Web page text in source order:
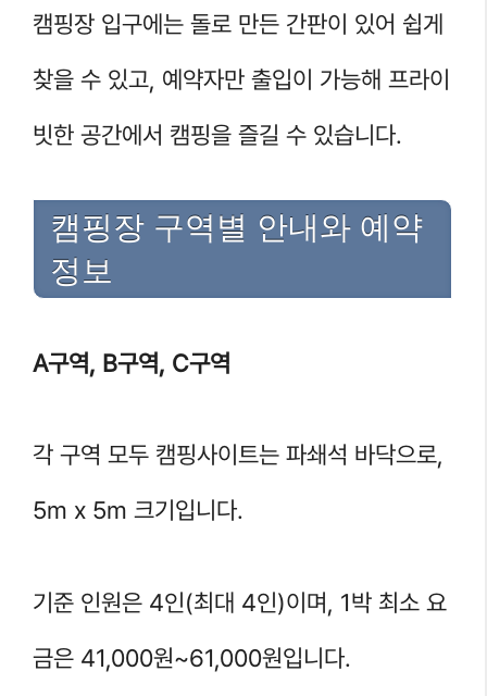
캠핑장 입구에는 돌로 만든 간판이 있어 쉽게
찾을 수 있고, 예약자만 출입이 가능해 프라이
빗한 공간에서 캠핑을 즐길 수 있습니다.
캠핑장 구역별 안내와 예약
정보
A구역, B구역, C구역
각 구역 모두 캠핑사이트는 파쇄석 바닥으로,
5m x 5m 크기입니다.
기준 인원은 4인(최대 4인)이며, 1박 최소 요
금은 41,000원~61,000원입니다.